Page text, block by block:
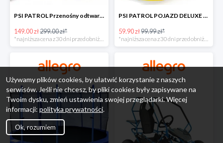
PSI PATROL Przenośny odtwarzacz CD Karaoke PAW -50%
149.00 zł299.00 zł*
*najniższa cena z 30 dni przed obniżką
PSI PATROL POJAZD DELUXE FIGURKA CHASE MIGHTY PUPS -40%
59.90 zł99.99 zł*
*najniższa cena z 30 dni przed obniżką
Używamy plików cookies, by ułatwić korzystanie z naszych
serwisów. Jeśli nie chcesz, by pliki cookies były zapisywane na
Twoim dysku, zmień ustawienia swojej przeglądarki. Więcej
informacji: polityka prywatności.
Ok, rozumiem